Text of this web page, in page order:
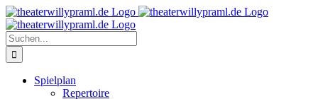
Zum
Inhalt
springen
Suche
nach:
Spielplan
Repertoire